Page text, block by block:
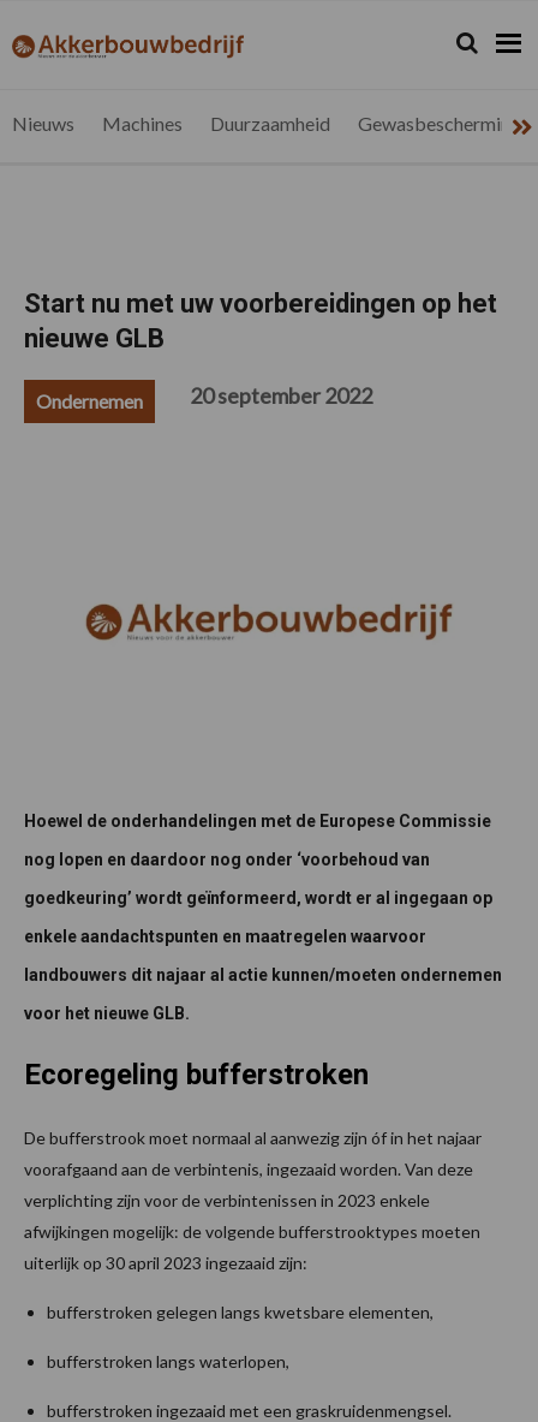
de
de
de
de
akkerbouwbedrijf.be
Nieuws
Zoeken...
Zoek
Nieuws Machines Duurzaamheid Gewasbescherming
Start nu met uw voorbereidingen op het
nieuwe GLB
Ondernemen 20 september 2022
Hoewel de onderhandelingen met de Europese Commissie
nog lopen en daardoor nog onder ‘voorbehoud van
goedkeuring’ wordt geïnformeerd, wordt er al ingegaan op
enkele aandachtspunten en maatregelen waarvoor
landbouwers dit najaar al actie kunnen/moeten ondernemen
voor het nieuwe GLB.
Ecoregeling bufferstroken
De bufferstrook moet normaal al aanwezig zijn óf in het najaar
voorafgaand aan de verbintenis, ingezaaid worden. Van deze
verplichting zijn voor de verbintenissen in 2023 enkele
afwijkingen mogelijk: de volgende bufferstrooktypes moeten
uiterlijk op 30 april 2023 ingezaaid zijn:
bufferstroken gelegen langs kwetsbare elementen,
bufferstroken langs waterlopen,
bufferstroken ingezaaid met een graskruidenmengsel.